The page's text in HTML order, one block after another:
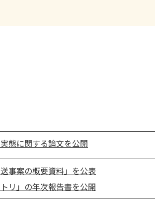
態に関する論文を公開
事案の概要資料」を公表
リ」の年次報告書を公開